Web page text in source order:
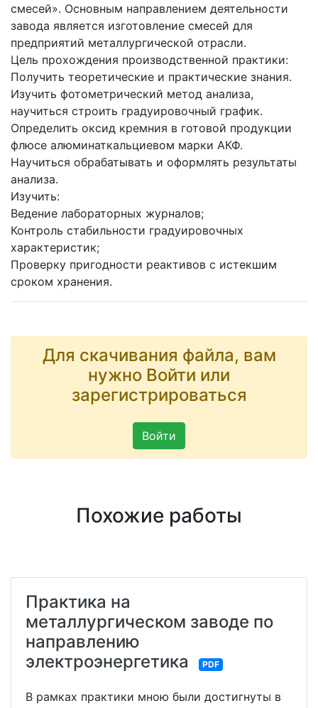
смесей». Основным направлением деятельности
завода является изготовление смесей для
предприятий металлургической отрасли.
Цель прохождения производственной практики:
Получить теоретические и практические знания.
Изучить фотометрический метод анализа,
научиться строить градуировочный график.
Определить оксид кремния в готовой продукции
флюсе алюминаткальциевом марки АКФ.
Научиться обрабатывать и оформлять результаты
анализа.
Изучить:
Ведение лабораторных журналов;
Контроль стабильности градуировочных
характеристик;
Проверку пригодности реактивов с истекшим
сроком хранения.
Для скачивания файла, вам
нужно Войти или
зарегистрироваться
Войти
Похожие работы
Практика на
металлургическом заводе по
направлению
электроэнергетика
PDF
В рамках практики мною были достигнуты в